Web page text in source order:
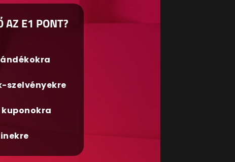
AZ E1 PONT?
szelvényekre
kuponokra